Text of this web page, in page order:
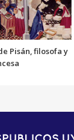
Pisán, filosofa y